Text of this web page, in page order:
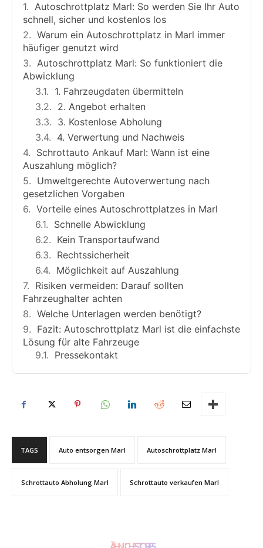
Autoschrottplatz Marl: So werden Sie Ihr Auto
schnell, sicher und kostenlos los
Warum ein Autoschrottplatz in Marl immer
häufiger genutzt wird
Autoschrottplatz Marl: So funktioniert die
Abwicklung
1. Fahrzeugdaten übermitteln
2. Angebot erhalten
3. Kostenlose Abholung
4. Verwertung und Nachweis
Schrottauto Ankauf Marl: Wann ist eine
Auszahlung möglich?
Umweltgerechte Autoverwertung nach
gesetzlichen Vorgaben
Vorteile eines Autoschrottplatzes in Marl
Schnelle Abwicklung
Kein Transportaufwand
Rechtssicherheit
Möglichkeit auf Auszahlung
Risiken vermeiden: Darauf sollten
Fahrzeughalter achten
Welche Unterlagen werden benötigt?
Fazit: Autoschrottplatz Marl ist die einfachste
Lösung für alte Fahrzeuge
Pressekontakt
TAGS Auto entsorgen Marl Autoschrottplatz Marl
Schrottauto Abholung Marl Schrottauto verkaufen Marl